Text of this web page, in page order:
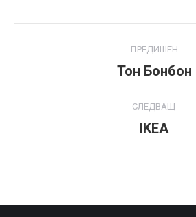
navigation
ПРЕДИШЕН
Previous
Тон Бонбон
СЛЕДВАЩ
Next
IKEA